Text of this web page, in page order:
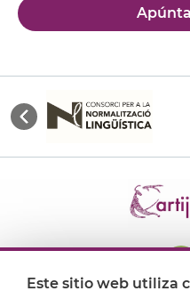
Este sitio web utiliza